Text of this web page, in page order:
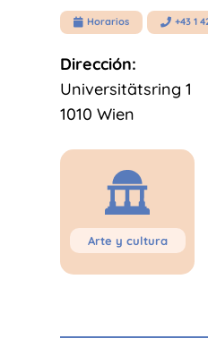
 Horarios  +43 1
Dirección:
Universitätsring 1
1010 Wien
Arte y cultura